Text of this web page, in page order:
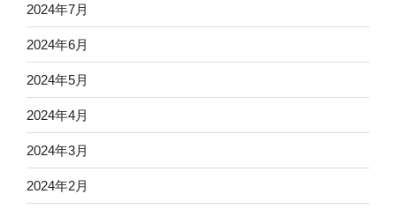
2024年7月
2024年6月
2024年5月
2024年4月
2024年3月
2024年2月